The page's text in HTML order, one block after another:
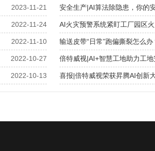
2023-11-21 安全生产|AI算法除隐患，你的
2022-11-24 AI火灾预警系统紧盯工厂园区
2022-11-10 输送皮带“日常”跑偏撕裂怎么
2022-10-27 倍特威视|AI+智慧工地助力工
2022-10-13 喜报|倍特威视荣获昇腾AI创新